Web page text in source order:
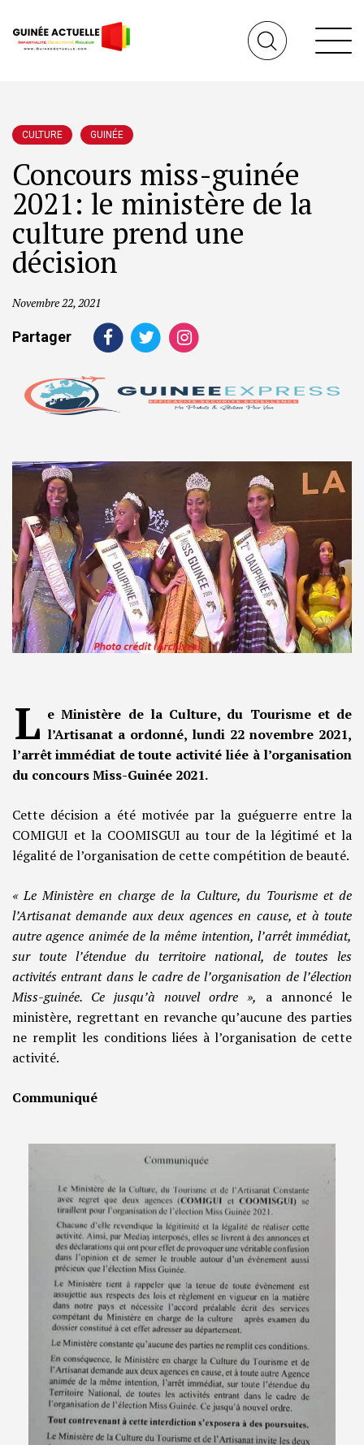
CULTURE GUINÉE
Concours miss-guinée
2021: le ministère de la
culture prend une
décision
Novembre 22, 2021
Partager
L e Ministère de la Culture, du Tourisme et de
l’Artisanat a ordonné, lundi 22 novembre 2021,
l’arrêt immédiat de toute activité liée à l’organisation
du concours Miss-Guinée 2021.
Cette décision a été motivée par la guéguerre entre la
COMIGUI et la COOMISGUI au tour de la légitimé et la
légalité de l’organisation de cette compétition de beauté.
« Le Ministère en charge de la Culture, du Tourisme et de
l’Artisanat demande aux deux agences en cause, et à toute
autre agence animée de la même intention, l’arrêt immédiat,
sur toute l’étendue du territoire national, de toutes les
activités entrant dans le cadre de l’organisation de l’élection
Miss-guinée. Ce jusqu’à nouvel ordre », a annoncé le
ministère, regrettant en revanche qu’aucune des parties
ne remplit les conditions liées à l’organisation de cette
activité.
Communiqué